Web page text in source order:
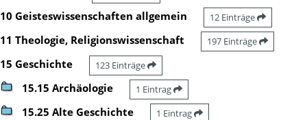
10 Geisteswissenschaften allgemein 12 Einträge
11 Theologie, Religionswissenschaft 197 Einträge
15 Geschichte 123 Einträge
15.15 Archäologie 1 Eintrag
15.25 Alte Geschichte 1 Eintrag